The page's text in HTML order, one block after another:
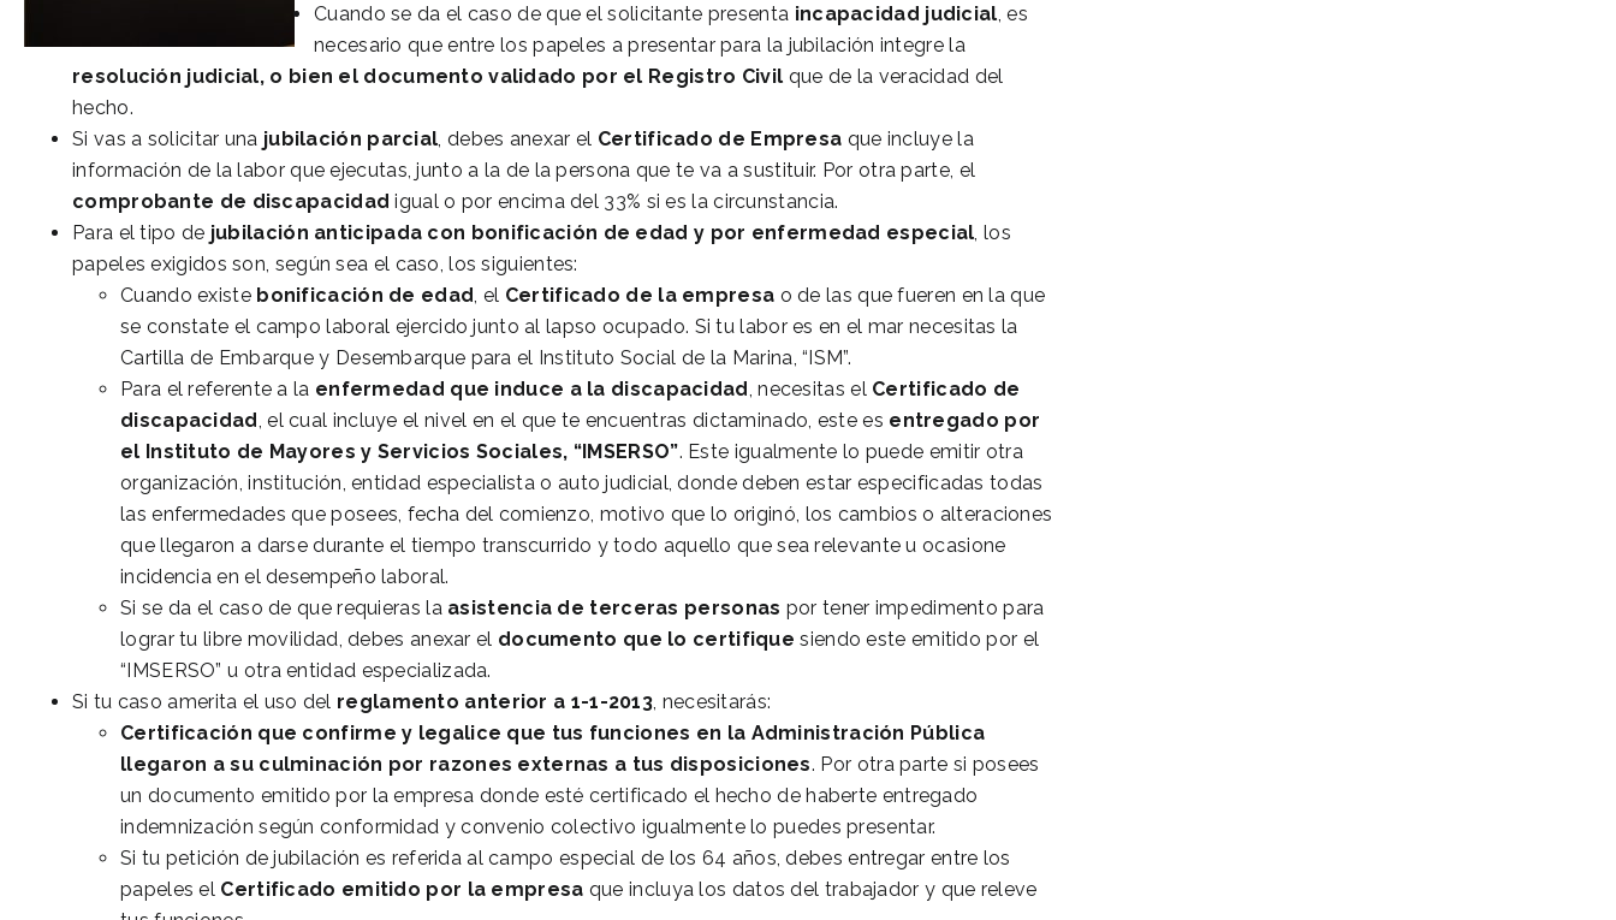
Cuando se da el caso de que el solicitante presenta incapacidad judicial , es
necesario que entre los papeles a presentar para la jubilación integre la
resolución judicial, o bien el documento validado por el Registro Civil que de la veracidad del
hecho.
Si vas a solicitar una jubilación parcial , debes anexar el Certificado de Empresa que incluye la
información de la labor que ejecutas, junto a la de la persona que te va a sustituir. Por otra parte, el
comprobante de discapacidad igual o por encima del 33% si es la circunstancia.
Para el tipo de jubilación anticipada con bonificación de edad y por enfermedad especial , los
papeles exigidos son, según sea el caso, los siguientes:
Cuando existe bonificación de edad , el Certificado de la empresa o de las que fueren en la que
se constate el campo laboral ejercido junto al lapso ocupado. Si tu labor es en el mar necesitas la
Cartilla de Embarque y Desembarque para el Instituto Social de la Marina, “ISM”.
Para el referente a la enfermedad que induce a la discapacidad , necesitas el Certificado de
discapacidad , el cual incluye el nivel en el que te encuentras dictaminado, este es entregado por
el Instituto de Mayores y Servicios Sociales, “IMSERSO”. Este igualmente lo puede emitir otra
organización, institución, entidad especialista o auto judicial, donde deben estar especificadas todas
las enfermedades que posees, fecha del comienzo, motivo que lo originó, los cambios o alteraciones
que llegaron a darse durante el tiempo transcurrido y todo aquello que sea relevante u ocasione
incidencia en el desempeño laboral.
Si se da el caso de que requieras la asistencia de terceras personas por tener impedimento para
lograr tu libre movilidad, debes anexar el documento que lo certifique siendo este emitido por el
“IMSERSO” u otra entidad especializada.
Si tu caso amerita el uso del reglamento anterior a 1-1-2013 , necesitarás:
Certificación que confirme y legalice que tus funciones en la Administración Pública
llegaron a su culminación por razones externas a tus disposiciones. Por otra parte si posees
un documento emitido por la empresa donde esté certificado el hecho de haberte entregado
indemnización según conformidad y convenio colectivo igualmente lo puedes presentar.
Si tu petición de jubilación es referida al campo especial de los 64 años, debes entregar entre los
papeles el Certificado emitido por la empresa que incluya los datos del trabajador y que releve